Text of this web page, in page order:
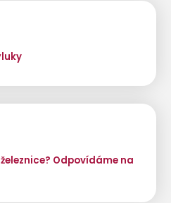
Odpovídáme na